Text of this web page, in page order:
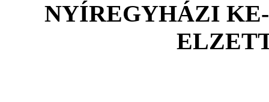
NYÍREGYHÁZI